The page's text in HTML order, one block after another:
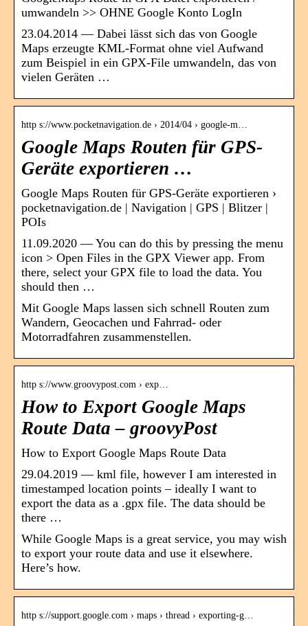
umwandeln >> OHNE Google Konto LogIn
23.04.2014 — Dabei lässt sich das von Google
Maps erzeugte KML-Format ohne viel Aufwand
zum Beispiel in ein GPX-File umwandeln, das von
vielen Geräten …
http s://www.pocketnavigation.de › 2014/04 › google-m…
Google Maps Routen für GPS-
Geräte exportieren …
Google Maps Routen für GPS-Geräte exportieren ›
pocketnavigation.de | Navigation | GPS | Blitzer |
POIs
11.09.2020 — You can do this by pressing the menu
icon > Open Files in the GPX Viewer app. From
there, select your GPX file to load the data. You
should then …
Mit Google Maps lassen sich schnell Routen zum
Wandern, Geocachen und Fahrrad- oder
Motorradfahren zusammenstellen.
http s://www.groovypost.com › exp…
How to Export Google Maps
Route Data – groovyPost
How to Export Google Maps Route Data
29.04.2019 — kml file, however I am interested in
timestamped location points – ideally I want to
export the data as a .gpx file. The data should be
there …
While Google Maps is a great service, you may wish
to export your route data and use it elsewhere.
Here’s how.
http s://support.google.com › maps › thread › exporting-g…